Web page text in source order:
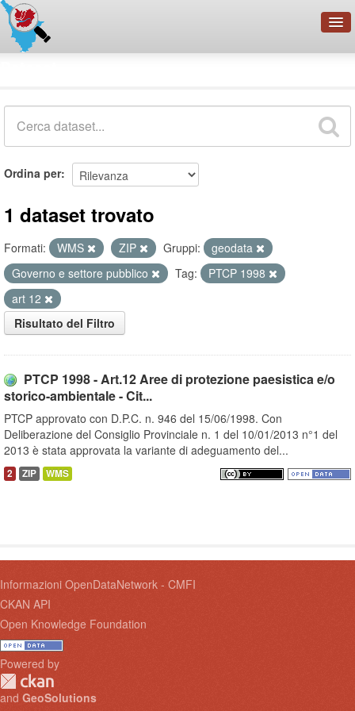
Organizzazioni
Ordina per
1 dataset trovato
Formati: WMS ZIP Gruppi:
geodata
Governo e settore pubblico
Tag:
PTCP 1998
art 12
Risultato del Filtro
PTCP 1998 - Art.12 Aree di protezione paesistica e/o
storico-ambientale - Cit...
PTCP approvato con D.P.C. n. 946 del 15/06/1998. Con
Deliberazione del Consiglio Provinciale n. 1 del 10/01/2013 n°1 del
2013 è stata approvata la variante di adeguamento del...
2 ZIP WMS
Informazioni OpenDataNetwork - CMFI
CKAN API
Open Knowledge Foundation
Powered by
and GeoSolutions